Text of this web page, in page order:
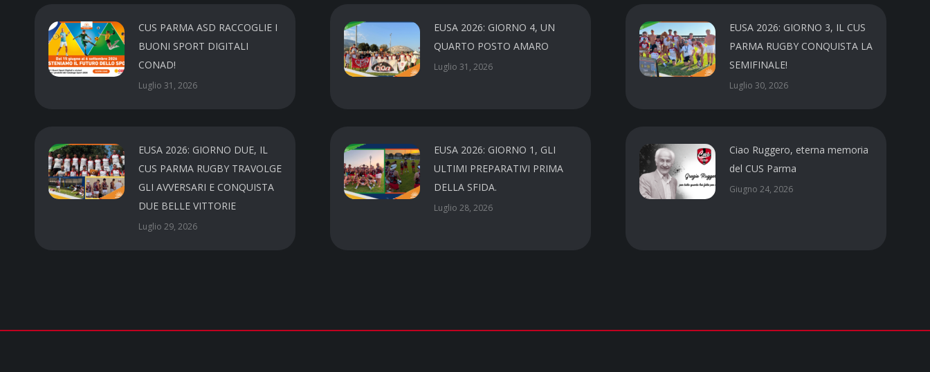
CUS PARMA ASD RACCOGLIE I
BUONI SPORT DIGITALI
CONAD!
Luglio 31, 2026
EUSA 2026: GIORNO 4, UN
QUARTO POSTO AMARO
Luglio 31, 2026
EUSA 2026: GIORNO 3, IL CUS
PARMA RUGBY CONQUISTA LA
SEMIFINALE!
Luglio 30, 2026
EUSA 2026: GIORNO DUE, IL
CUS PARMA RUGBY TRAVOLGE
GLI AVVERSARI E CONQUISTA
DUE BELLE VITTORIE
Luglio 29, 2026
EUSA 2026: GIORNO 1, GLI
ULTIMI PREPARATIVI PRIMA
DELLA SFIDA.
Luglio 28, 2026
Ciao Ruggero, eterna memoria
del CUS Parma
Giugno 24, 2026